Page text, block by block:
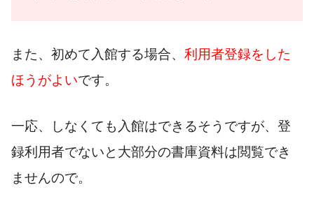
また、初めて入館する場合、 利用者登録をした
ほうがよいです。
一応、しなくても入館はできるそうですが、登
録利用者でないと大部分の書庫資料は閲覧でき
ませんので。